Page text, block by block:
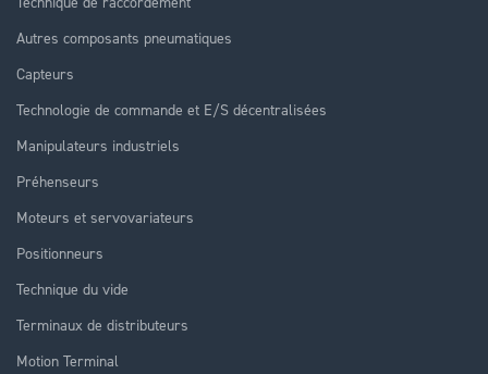
Autres composants pneumatiques
Capteurs
Technologie de commande et E/S décentralisées
Manipulateurs industriels
Préhenseurs
Moteurs et servovariateurs
Positionneurs
Technique du vide
Terminaux de distributeurs
Motion Terminal